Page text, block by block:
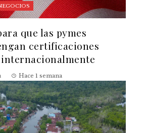
que las pymes
certificaciones
Hace 1 semana